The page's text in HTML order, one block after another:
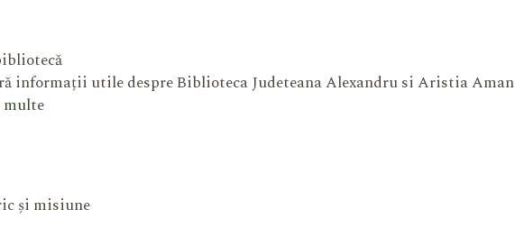
informații utile despre Biblioteca Judeteana Alexandru si Aristia Aman
și misiune